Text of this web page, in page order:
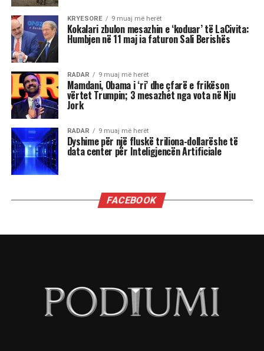
Ramës.
Ka zgjedhur sërish kryesisht gra, sepse sipas tij
me gratë punohet më mirë, gjë që unë s’e di sa e
vërtetë është.
Në terma të CV-së dhe përgatitjes akademike,
apo karrierave që kanë, s’më duken keq, sidomos
disa që janë edhe fytyra të reja. Por nuk është se
ka ndonjë rëndësi të madhe.
Ministrat kanë rëndësi kur ata kanë
autonomi për të vepruar, e për të treguar se
sa vlejnë, dhe ky nuk është rasti i ministrave
Ramës, dhe aq.
Edi Rama është lider absolut, që delegon pushtet